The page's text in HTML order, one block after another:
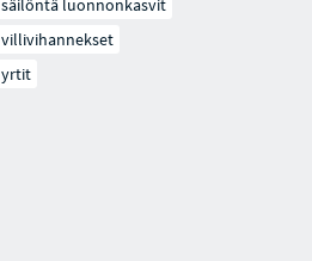
säilöntä luonnonkasvit
villivihannekset
yrtit